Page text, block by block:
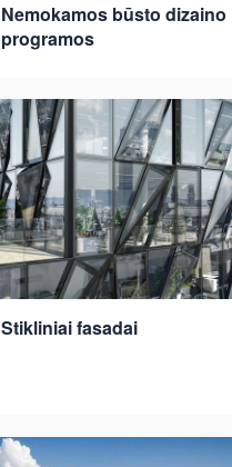
Nemokamos būsto dizaino
programos
Stikliniai fasadai